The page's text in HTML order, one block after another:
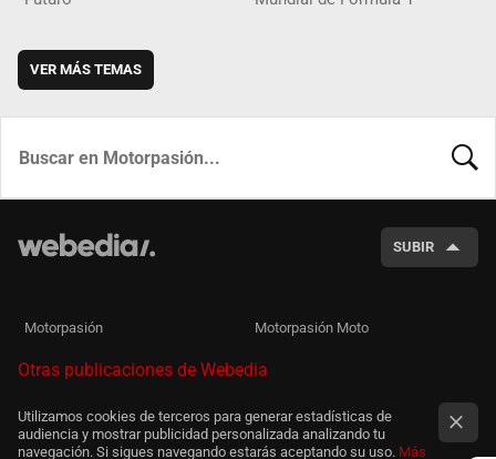
VER MÁS TEMAS
SUBIR
Motorpasión Motorpasión Moto
Otras publicaciones de Webedia
Utilizamos cookies de terceros para generar estadísticas de
audiencia y mostrar publicidad personalizada analizando tu
navegación. Si sigues navegando estarás aceptando su uso. Más